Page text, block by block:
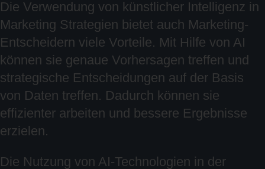
Die Verwendung von künstlicher Intelligenz in
Marketing Strategien bietet auch Marketing-
Entscheidern viele Vorteile. Mit Hilfe von AI
können sie genaue Vorhersagen treffen und
strategische Entscheidungen auf der Basis
von Daten treffen. Dadurch können sie
effizienter arbeiten und bessere Ergebnisse
erzielen.
Die Nutzung von AI-Technologien in der